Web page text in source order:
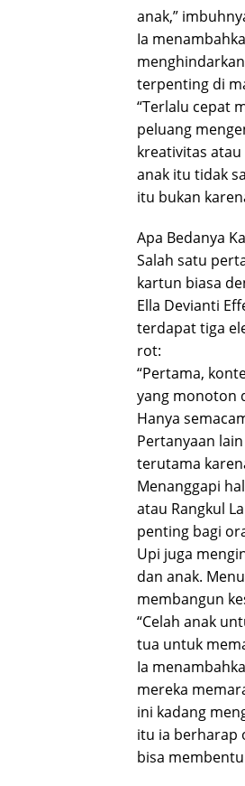
anak,”
Ia
terpenting di
“Terlalu cepat
peluang
kreativitas
anak itu tidak
itu bukan
Apa Bedanya
Salah satu
kartun biasa
Ella Devianti
terdapat tiga
rot:
“Pertama,
yang monoton
Hanya
Pertanyaan
terutama
Menanggapi
atau Rangkul
penting bagi
Upi juga
dan anak.
membangun
“Celah anak
tua untuk
Ia
mereka
ini kadang
itu ia berharap
bisa